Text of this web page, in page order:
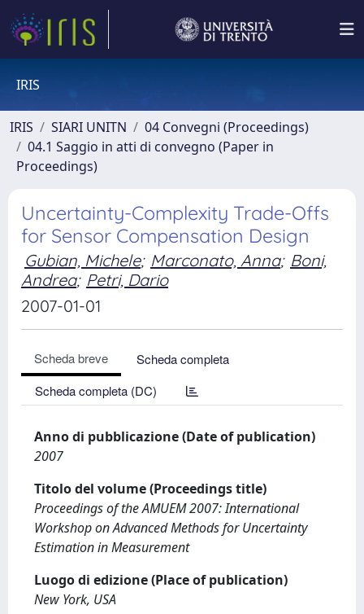
IRIS
IRIS SIARI UNITN
04 Convegni (Proceedings)
04.1 Saggio in atti di convegno (Paper in
Proceedings)
Uncertainty-Complexity Trade-Offs
for Sensor Compensation Design
Gubian, Michele; Marconato, Anna; Boni,
Andrea; Petri, Dario
2007-01-01
Scheda breve
Scheda completa
Scheda completa (DC)
Anno di pubblicazione (Date of publication)
2007
Titolo del volume (Proceedings title)
Proceedings of the AMUEM 2007: International
Workshop on Advanced Methods for Uncertainty
Estimation in Measurement
Luogo di edizione (Place of publication)
New York, USA